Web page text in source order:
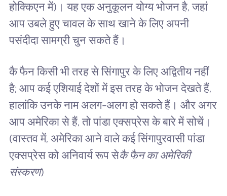
होक्किएन में)। यह एक अनुकूलन योग्य भोजन है, जहां
आप उबले हुए चावल के साथ खाने के लिए अपनी
पसंदीदा सामग्री चुन सकते हैं।
कै फैन किसी भी तरह से सिंगापुर के लिए अद्वितीय नहीं
है; आप कई एशियाई देशों में इस तरह के भोजन देखते हैं,
हालांकि उनके नाम अलग-अलग हो सकते हैं। और अगर
आप अमेरिका से हैं, तो पांडा एक्सप्रेस के बारे में सोचें।
(वास्तव में, अमेरिका आने वाले कई सिंगापुरवासी पांडा
एक्सप्रेस को अनिवार्य रूप सेकै फैन का अमेरिकी
संस्करण)